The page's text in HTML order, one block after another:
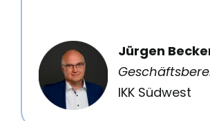
Jürgen
IKK Südwest